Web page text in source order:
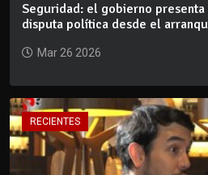
Seguridad: el gobierno presenta
disputa política desde el
Mar 26 2026
RECIENTES